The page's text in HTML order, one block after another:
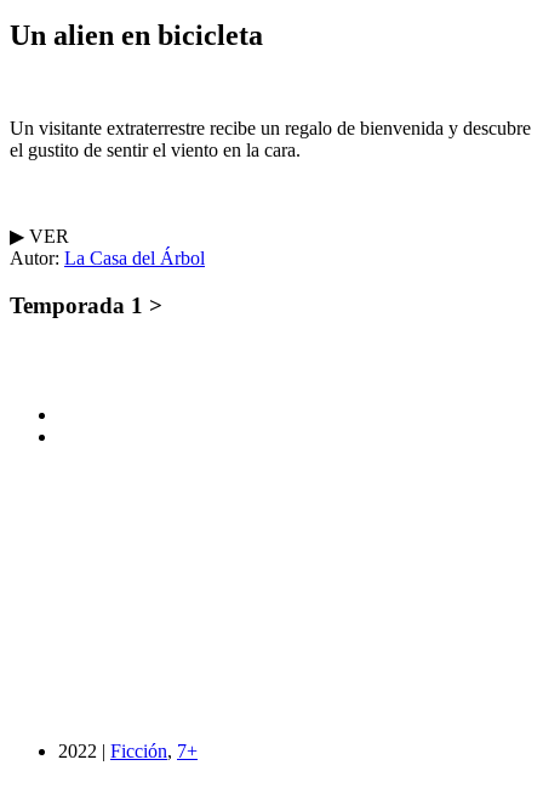
Un alien en bicicleta
Un visitante extraterrestre recibe un regalo de bienvenida y descubre
el gustito de sentir el viento en la cara.
▶︎ VER
Autor: La Casa del Árbol
Temporada 1 >
2022 | Ficción, 7+